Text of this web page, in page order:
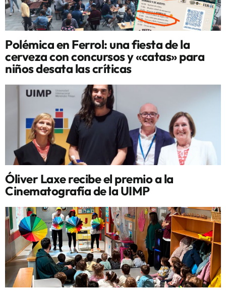
Polémica en Ferrol: una fiesta de la
cerveza con concursos y «catas» para
niños desata las críticas
Óliver Laxe recibe el premio a la
Cinematografía de la UIMP